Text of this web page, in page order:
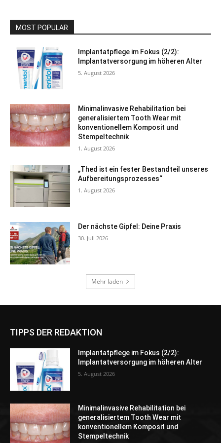
TIPPS DER REDAKTION
Implantatpflege im Fokus (2/2):
Implantatversorgung im höheren Alter
5. August 2026
Minimalinvasive Rehabilitation bei
generalisiertem Tooth Wear mit
konventionellem Komposit und
Stempeltechnik